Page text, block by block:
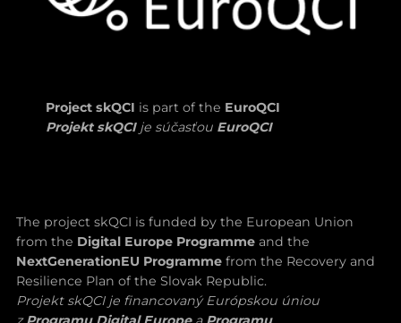
Project skQCI is part of the EuroQCI
Projekt skQCIje súčasťou EuroQCI
The project skQCI is funded by the European Union
from the Digital Europe Programmeand the
NextGenerationEU Programme from the Recovery and
Resilience Plan of the Slovak Republic.
Projekt skQCI je financovaný Európskou úniou